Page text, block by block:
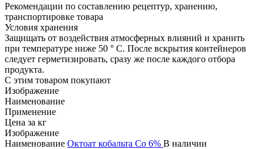
Рекомендации по составлению рецептур, хранению,
транспортировке товара
Условия хранения
Защищать от воздействия атмосферных влияний и хранить
при температуре ниже 50 ° C. После вскрытия контейнеров
следует герметизировать, сразу же после каждого отбора
продукта.
С этим товаром покупают
Изображение
Наименование
Применение
Цена за кг
Изображение
Наименование Октоат кобальта Co 6% В наличии